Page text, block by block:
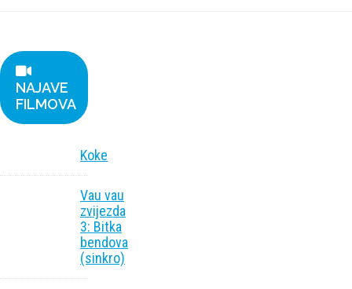
NAJAVE
FILMOVA
Koke
Vau vau
zvijezda
3: Bitka
bendova
(sinkro)